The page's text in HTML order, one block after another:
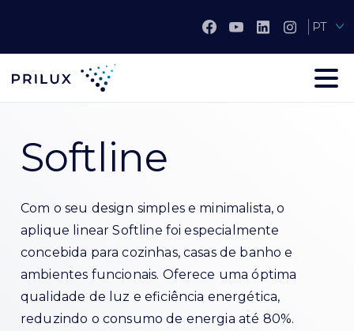
PT
Softline
Com o seu design simples e minimalista, o
aplique linear Softline foi especialmente
concebida para cozinhas, casas de banho e
ambientes funcionais. Oferece uma óptima
qualidade de luz e eficiência energética,
reduzindo o consumo de energia até 80%.